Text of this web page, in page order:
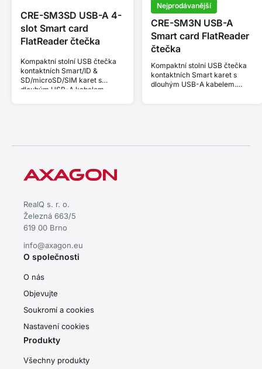
CRE-SM3SD USB-A 4-
slot Smart card
FlatReader čtečka
Kompaktní stolní USB čtečka
kontaktních Smart/ID &
SD/microSD/SIM karet s
dlouhým USB-A kabelem.
Nejprodávanější
CRE-SM3N USB-A
Smart card FlatReader
čtečka
Kompaktní stolní USB čtečka
kontaktních Smart karet s
dlouhým USB-A kabelem.
RealQ s. r. o.
Železná 663/5
619 00 Brno
info@axagon.eu
O společnosti
O nás
Objevujte
Soukromí a cookies
Nastavení cookies
Produkty
Všechny produkty